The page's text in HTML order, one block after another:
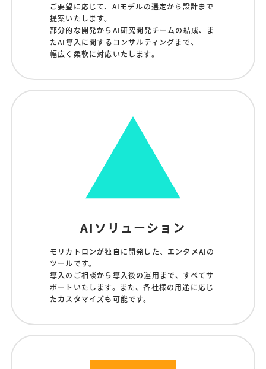
ご要望に応じて、AIモデルの選定から設計まで
提案いたします。
部分的な開発からAI研究開発チームの結成、ま
たAI導入に関するコンサルティングまで、
幅広く柔軟に対応いたします。
AIソリューション
モリカトロンが独自に開発した、エンタメAIの
ツールです。
導入のご相談から導入後の運用まで、すべてサ
ポートいたします。また、各社様の用途に応じ
たカスタマイズも可能です。